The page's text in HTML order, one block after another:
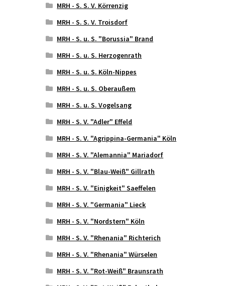
MRH - S. S. V. Körrenzig
MRH - S. S. V. Troisdorf
MRH - S. u. S. "Borussia" Brand
MRH - S. u. S. Herzogenrath
MRH - S. u. S. Köln-Nippes
MRH - S. u. S. Oberaußem
MRH - S. u. S. Vogelsang
MRH - S. V. "Adler" Effeld
MRH - S. V. "Agrippina-Germania" Köln
MRH - S. V. "Alemannia" Mariadorf
MRH - S. V. "Blau-Weiß" Gillrath
MRH - S. V. "Einigkeit" Saeffelen
MRH - S. V. "Germania" Lieck
MRH - S. V. "Nordstern" Köln
MRH - S. V. "Rhenania" Richterich
MRH - S. V. "Rhenania" Würselen
MRH - S. V. "Rot-Weiß" Braunsrath